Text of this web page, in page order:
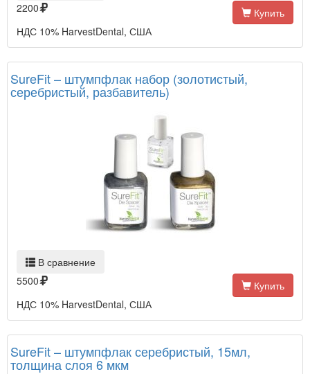
2200
Купить
НДС 10% HarvestDental, США
SureFit – штумпфлак набор (золотистый,
серебристый, разбавитель)
В сравнение
5500
Купить
НДС 10% HarvestDental, США
SureFit – штумпфлак серебристый, 15мл,
толщина слоя 6 мкм